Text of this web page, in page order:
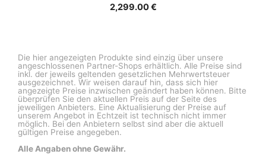
2,299.00€
Die hier angezeigten Produkte sind einzig über unsere
angeschlossenen Partner-Shops erhältlich. Alle Preise sind
inkl. der jeweils geltenden gesetzlichen Mehrwertsteuer
ausgezeichnet. Wir weisen darauf hin, dass sich hier
angezeigte Preise inzwischen geändert haben können. Bitte
überprüfen Sie den aktuellen Preis auf der Seite des
jeweiligen Anbieters. Eine Aktualisierung der Preise auf
unserem Angebot in Echtzeit ist technisch nicht immer
möglich. Bei den Anbietern selbst sind aber die aktuell
gültigen Preise angegeben.
Alle Angaben ohne Gewähr.